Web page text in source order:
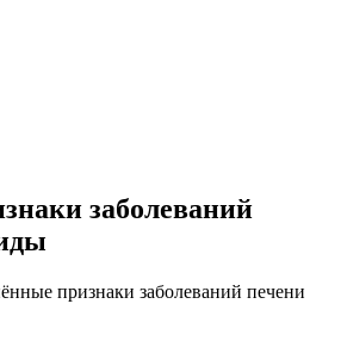
заболеваний
признаки заболеваний печени